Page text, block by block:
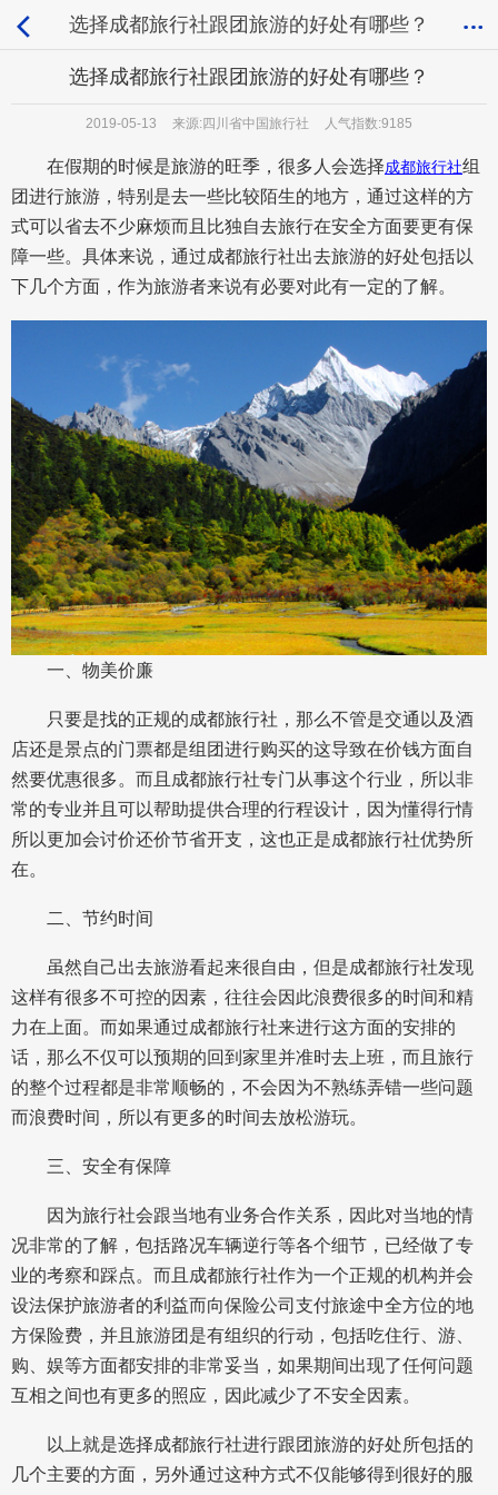
选择成都旅行社跟团旅游的好处有哪些？
选择成都旅行社跟团旅游的好处有哪些？
2019-05-13 来源:四川省中国旅行社 人气指数:9185
在假期的时候是旅游的旺季，很多人会选择成都旅行社组
团进行旅游，特别是去一些比较陌生的地方，通过这样的方
式可以省去不少麻烦而且比独自去旅行在安全方面要更有保
障一些。具体来说，通过成都旅行社出去旅游的好处包括以
下几个方面，作为旅游者来说有必要对此有一定的了解。
一、物美价廉
只要是找的正规的成都旅行社，那么不管是交通以及酒
店还是景点的门票都是组团进行购买的这导致在价钱方面自
然要优惠很多。而且成都旅行社专门从事这个行业，所以非
常的专业并且可以帮助提供合理的行程设计，因为懂得行情
所以更加会讨价还价节省开支，这也正是成都旅行社优势所
在。
二、节约时间
虽然自己出去旅游看起来很自由，但是成都旅行社发现
这样有很多不可控的因素，往往会因此浪费很多的时间和精
力在上面。而如果通过成都旅行社来进行这方面的安排的
话，那么不仅可以预期的回到家里并准时去上班，而且旅行
的整个过程都是非常顺畅的，不会因为不熟练弄错一些问题
而浪费时间，所以有更多的时间去放松游玩。
三、安全有保障
因为旅行社会跟当地有业务合作关系，因此对当地的情
况非常的了解，包括路况车辆逆行等各个细节，已经做了专
业的考察和踩点。而且成都旅行社作为一个正规的机构并会
设法保护旅游者的利益而向保险公司支付旅途中全方位的地
方保险费，并且旅游团是有组织的行动，包括吃住行、游、
购、娱等方面都安排的非常妥当，如果期间出现了任何问题
互相之间也有更多的照应，因此减少了不安全因素。
以上就是选择成都旅行社进行跟团旅游的好处所包括的
几个主要的方面，另外通过这种方式不仅能够得到很好的服